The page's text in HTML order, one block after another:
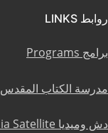
روابط LINKS
برامج Programs
مدرسة الكتاب المقدس Bible School
دش وميديا Media Satellite